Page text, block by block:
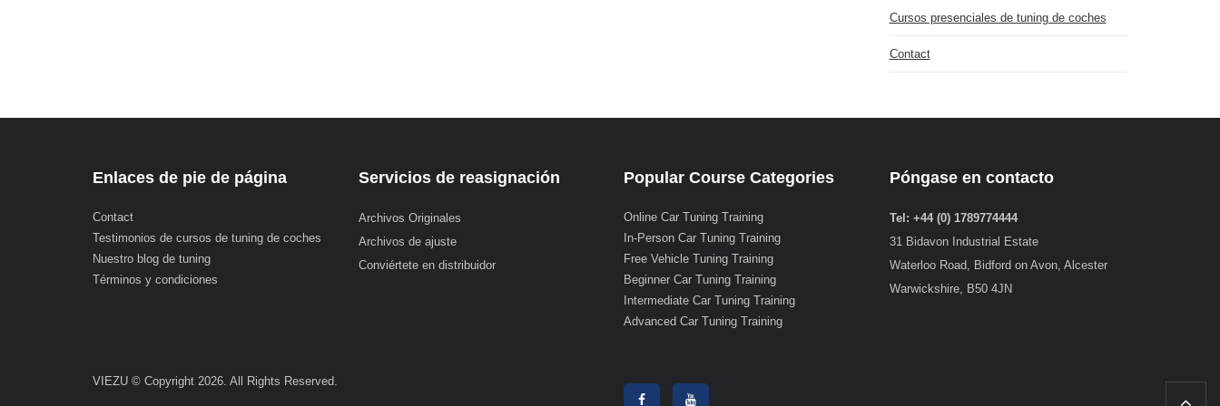
Cursos presenciales de tuning de coches
Contact
Enlaces de pie de página
Contact
Testimonios de cursos de tuning de coches
Nuestro blog de tuning
Términos y condiciones
Servicios de reasignación
Archivos Originales
Archivos de ajuste
Conviértete en distribuidor
Popular Course Categories
Online Car Tuning Training
In-Person Car Tuning Training
Free Vehicle Tuning Training
Beginner Car Tuning Training
Intermediate Car Tuning Training
Advanced Car Tuning Training
Póngase en contacto
Tel: +44 (0) 1789774444
31 Bidavon Industrial Estate
Waterloo Road, Bidford on Avon, Alcester
Warwickshire, B50 4JN
VIEZU © Copyright 2026. All Rights Reserved.